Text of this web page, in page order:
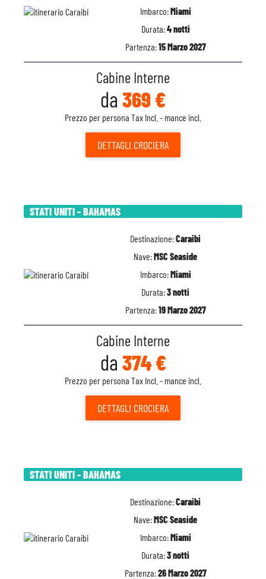
Imbarco:Miami
Durata:4 notti
Partenza:15 Marzo 2027
Cabine Interne
da 369 €
Prezzo per persona Tax Incl. - mance incl.
DETTAGLI CROCIERA
STATI UNITI - BAHAMAS
Destinazione:Caraibi
Nave:MSC Seaside
Imbarco:Miami
Durata:3 notti
Partenza:19 Marzo 2027
Cabine Interne
da 374 €
Prezzo per persona Tax Incl. - mance incl.
DETTAGLI CROCIERA
STATI UNITI - BAHAMAS
Destinazione:Caraibi
Nave:MSC Seaside
Imbarco:Miami
Durata:3 notti
Partenza:26 Marzo 2027